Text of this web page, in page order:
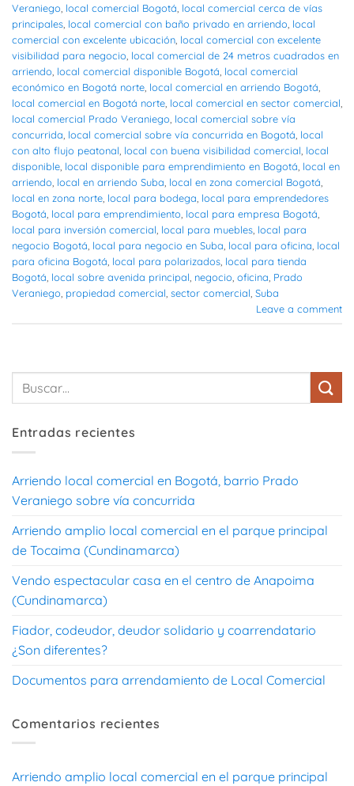
Veraniego local comercial Bogotá local comercial cerca de vías
principales local comercial con baño privado en arriendo local
comercial con excelente ubicación local comercial con excelente
visibilidad para negocio local comercial de 24 metros cuadrados en
arriendo local comercial disponible Bogotá local comercial
económico en Bogotá norte local comercial en arriendo Bogotá
local comercial en Bogotá norte local comercial en sector comercial
local comercial Prado Veraniego local comercial sobre vía
concurrida local comercial sobre vía concurrida en Bogotá local
con alto flujo peatonal local con buena visibilidad comercial local
disponible local disponible para emprendimiento en Bogotá local en
arriendo local en arriendo Suba local en zona comercial Bogotá
local en zona norte local para bodega local para emprendedores
Bogotá local para emprendimiento local para empresa Bogotá
local para inversión comercial local para muebles local para
negocio Bogotá local para negocio en Suba local para oficina local
para oficina Bogotá local para polarizados local para tienda
Bogotá local sobre avenida principal negocio oficina Prado
Veraniego propiedad comercial sector comercial Suba
Leave a comment
Entradas recientes
Arriendo local comercial en Bogotá, barrio Prado
Veraniego sobre vía concurrida
Arriendo amplio local comercial en el parque principal
de Tocaima (Cundinamarca)
Vendo espectacular casa en el centro de Anapoima
(Cundinamarca)
Fiador, codeudor, deudor solidario y coarrendatario
¿Son diferentes?
Documentos para arrendamiento de Local Comercial
Comentarios recientes
Arriendo amplio local comercial en el parque principal